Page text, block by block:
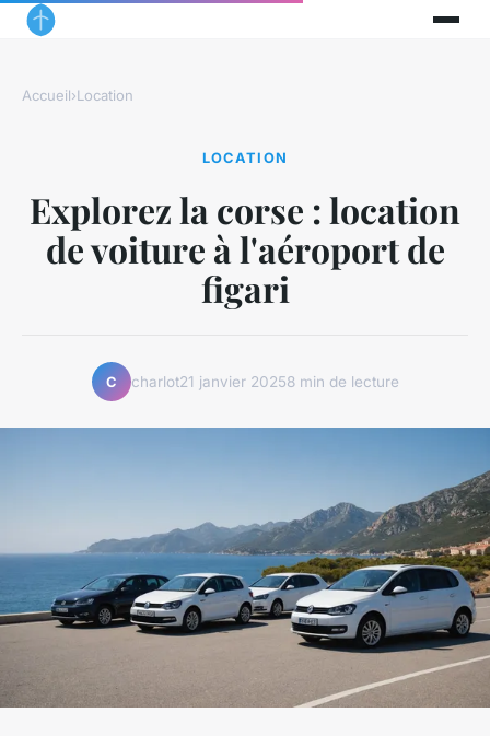
Accueil›Location
LOCATION
Explorez la corse : location
de voiture à l'aéroport de
figari
C charlot21 janvier 20258 min de lecture